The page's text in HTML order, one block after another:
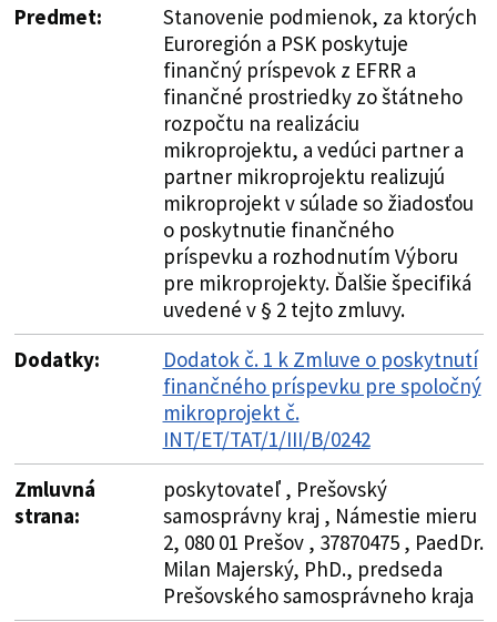
Predmet:
Stanovenie podmienok, za ktorých
Euroregión a PSK poskytuje
finančný príspevok z EFRR a
finančné prostriedky zo štátneho
rozpočtu na realizáciu
mikroprojektu, a vedúci partner a
partner mikroprojektu realizujú
mikroprojekt v súlade so žiadosťou
o poskytnutie finančného
príspevku a rozhodnutím Výboru
pre mikroprojekty. Ďalšie špecifiká
uvedené v § 2 tejto zmluvy.
Dodatky:
Dodatok č. 1 k Zmluve o poskytnutí
finančného príspevku pre spoločný
mikroprojekt č.
INT/ET/TAT/1/III/B/0242
Zmluvná
strana:
poskytovateľ , Prešovský
samosprávny kraj , Námestie mieru
2, 080 01 Prešov , 37870475 , PaedDr.
Milan Majerský, PhD., predseda
Prešovského samosprávneho kraja